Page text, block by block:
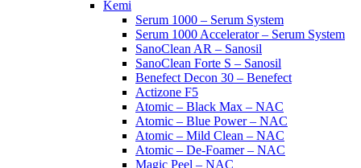
Kemi
Serum 1000 – Serum System
Serum 1000 Accelerator – Serum System
SanoClean AR – Sanosil
SanoClean Forte S – Sanosil
Benefect Decon 30 – Benefect
Actizone F5
Atomic – Black Max – NAC
Atomic – Blue Power – NAC
Atomic – Mild Clean – NAC
Atomic – De-Foamer – NAC
Magic Peel – NAC